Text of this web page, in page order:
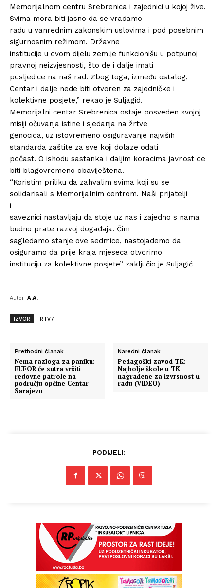
Memorijalnom centru Srebrenica i zajednici u kojoj žive.
Svima mora biti jasno da se vradamo
radu u vanrednim zakonskim uslovima i pod posebnim
sigurnosnim režimom. Državne
institucije u ovom dijelu zemlje funkcionišu u potpunoj
pravnoj neizvjesnosti, što de i dalje imati
posljedice na naš rad. Zbog toga, između ostalog,
Centar i dalje nede biti otvoren za zajedničke i
kolektivne posjete,” rekao je Suljagid.
Memorijalni centar Srebrenica ostaje posveden svojoj
misiji očuvanja istine i sjedanja na žrtve
genocida, uz istovremeno osiguravanje najviših
standarda zaštite za sve koji dolaze odati
počast. O ishodu sastanka i daljim koracima javnost de
biti blagovremeno obaviještena.
“Koristim priliku da zahvalim svima koji su se
solidarisali s Memorijalnim centrom. Naši prijatelji
i
saveznici nastavljaju da stoje uz nas i zajedno s nama
budno prate razvoj događaja. Čim
sagledamo stanje ove sedmice, nastojademo da
osiguramo da prije kraja mjeseca otvorimo
instituciju za kolektivne posjete” zaključio je Suljagić.
Autor: A.A.
IZVOR RTV7
Prethodni članak
Nema razloga za paniku:
EUFOR će sutra vršiti
redovne patrole na
području općine Centar
Sarajevo
Naredni članak
Pedagoški zavod TK:
Najbolje škole u TK
nagrađene za izvrsnost u
radu (VIDEO)
PODIJELI: